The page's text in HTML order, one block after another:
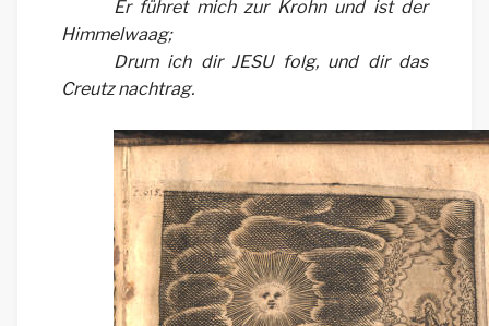
Er führet mich zur Krohn und ist der
Himmelwaag;
Drum ich dir JESU folg, und dir das
Creutz nachtrag.